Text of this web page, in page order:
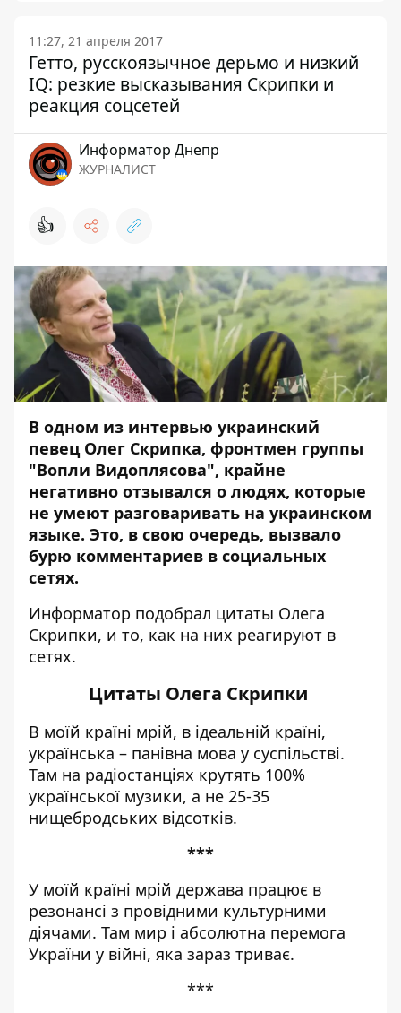
11:27, 21 апреля 2017
Гетто, русскоязычное дерьмо и низкий
IQ: резкие высказывания Скрипки и
реакция соцсетей
Информатор Днепр
ЖУРНАЛИСТ
👍
В одном из интервью украинский
певец Олег Скрипка, фронтмен группы
"Вопли Видоплясова", крайне
негативно отзывался о людях, которые
не умеют разговаривать на украинском
языке. Это, в свою очередь, вызвало
бурю комментариев в социальных
сетях.
Информатор подобрал цитаты Олега
Скрипки, и то, как на них реагируют в
сетях.
Цитаты Олега Скрипки
В моїй країні мрій, в ідеальній країні,
українська – панівна мова у суспільстві.
Там на радіостанціях крутять 100%
української музики, а не 25-35
нищебродських відсотків.
***
У моїй країні мрій держава працює в
резонансі з провідними культурними
діячами. Там мир і абсолютна перемога
України у війні, яка зараз триває.
***